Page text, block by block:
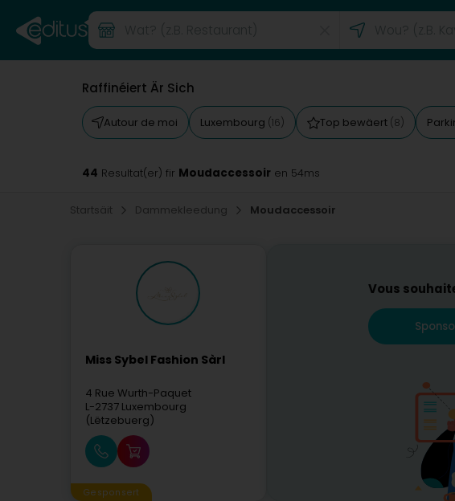
Raffinéiert Är Sich
Autour de moi Luxembourg (16) Top bewäert (8)
44 Resultat(er) fir Moudaccessoir en 54ms
Startsäit Dammekleedung Moudaccessoir
Miss Sybel Fashion Sàrl
4 Rue Wurth-Paquet
L-2737 Luxembourg
(Lëtzebuerg)
Gesponsert
Vous